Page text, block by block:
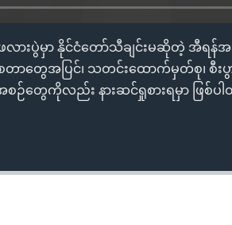
ဖလားပွဲမှာ နိုင်ငံတော်သီချင်းမဆိုတဲ့ အီရန်
တွေအပြင်၊ သတင်းထောက်မှတ်စု၊ စီးပွ
တွေကိုလည်း နားဆင်ရှုစားရမှာ ဖြစ်ပ